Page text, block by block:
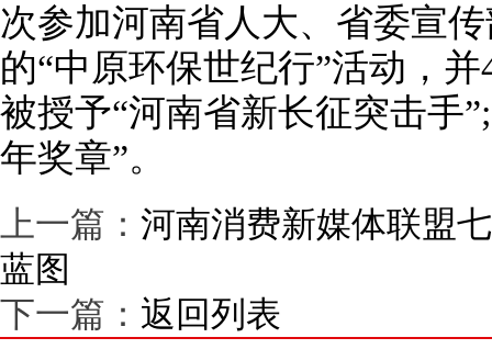
次参加河南省人大、省委宣
的“中原环保世纪行”活动，
被授予“河南省新长征突击手
年奖章”。
上一篇： 河南消费新媒体联盟
蓝图
下一篇： 返回列表